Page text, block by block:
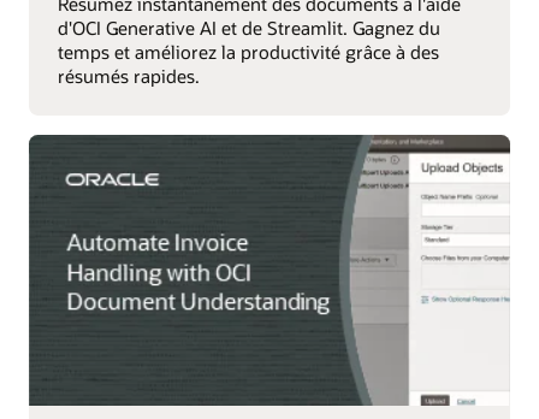
d'OCI Generative AI et de Streamlit. Gagnez du
temps et améliorez la productivité grâce à des
résumés rapides.